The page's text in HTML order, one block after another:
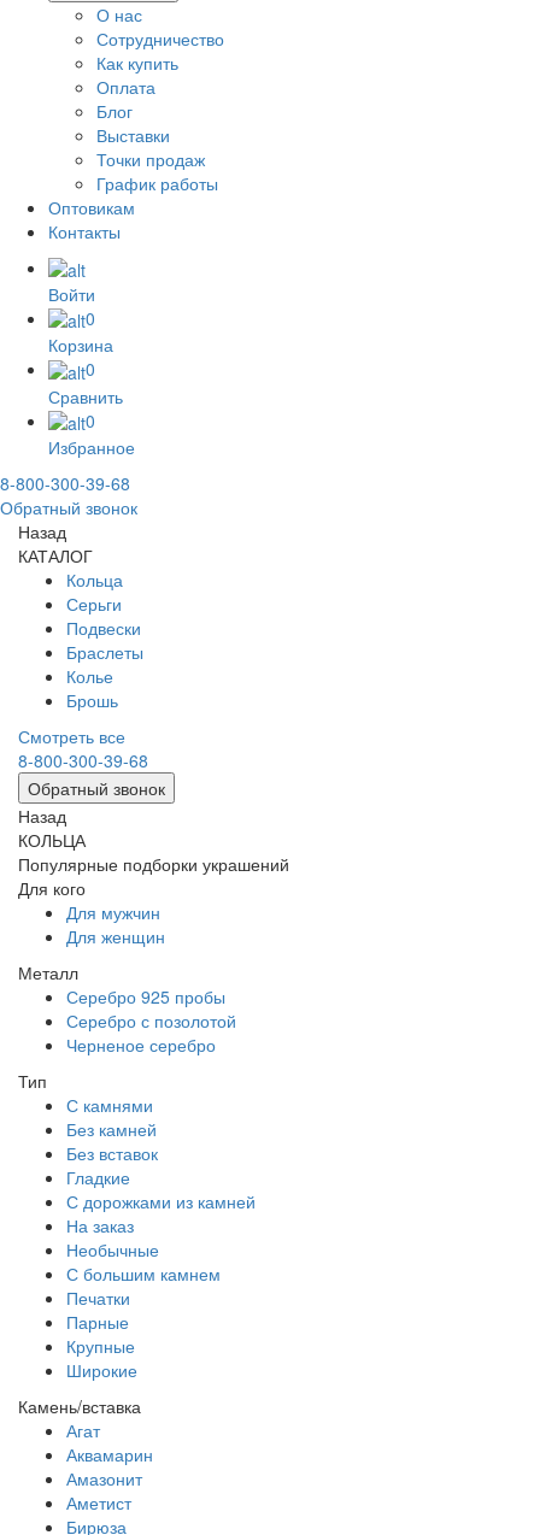
О нас
Сотрудничество
Как купить
Оплата
Блог
Выставки
Точки продаж
График работы
Оптовикам
Контакты
Войти
0
Корзина
0
Сравнить
0
Избранное
8-800-300-39-68
Обратный звонок
Назад
КАТАЛОГ
Кольца
Серьги
Подвески
Браслеты
Колье
Брошь
Смотреть все
8-800-300-39-68
Обратный звонок
Назад
КОЛЬЦА
Популярные подборки украшений
Для кого
Для мужчин
Для женщин
Металл
Серебро 925 пробы
Серебро с позолотой
Черненое серебро
Тип
С камнями
Без камней
Без вставок
Гладкие
С дорожками из камней
На заказ
Необычные
С большим камнем
Печатки
Парные
Крупные
Широкие
Камень/вставка
Агат
Аквамарин
Амазонит
Аметист
Бирюза